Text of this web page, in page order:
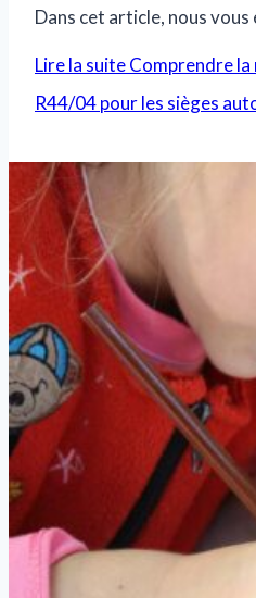
Dans cet article, nous vous
Lire la suiteComprendre la
R44/04 pour les sièges